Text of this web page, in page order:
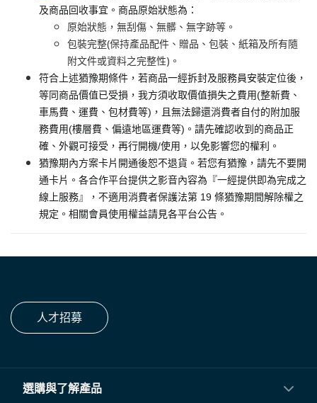
及商品回收事宜。商品原始狀態為：
原始狀態，無刮傷、無髒、無字跡等。
包裝完整(保持產品配件、贈品、包裝、紙箱及所有隨
附文件或資料之完整性)。
符合上述猶豫期條件，若商品一經拆封及服務員安裝定位後，
等同商品價值已受損，我方須收取價值損失之費用(整新費、
車馬費、運費、包材費等)，且無法歸還消費者自付的附加服
務費用(樓層費、偏遠地區運費等)。請先確認收到的商品正
確、外觀可接受，再行開機/使用，以免影響您的權利。
猶豫期內方案卡片開通後恕不退貨。若您有猶豫，請先不要開
通卡片。各合作平台提供之影音內容為『一經提供即為完成之
線上服務』，不適用消費者保護法第 19 條猶豫期間解除權之
規定。相關會員使用權益請見各平台公告。
人才招募
選購與了解產品